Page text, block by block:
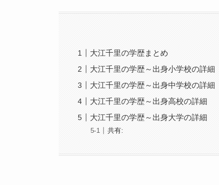
大江千里の学歴まとめ
大江千里の学歴～出身小学校の詳細
大江千里の学歴～出身中学校の詳細
大江千里の学歴～出身高校の詳細
大江千里の学歴～出身大学の詳細
共有: